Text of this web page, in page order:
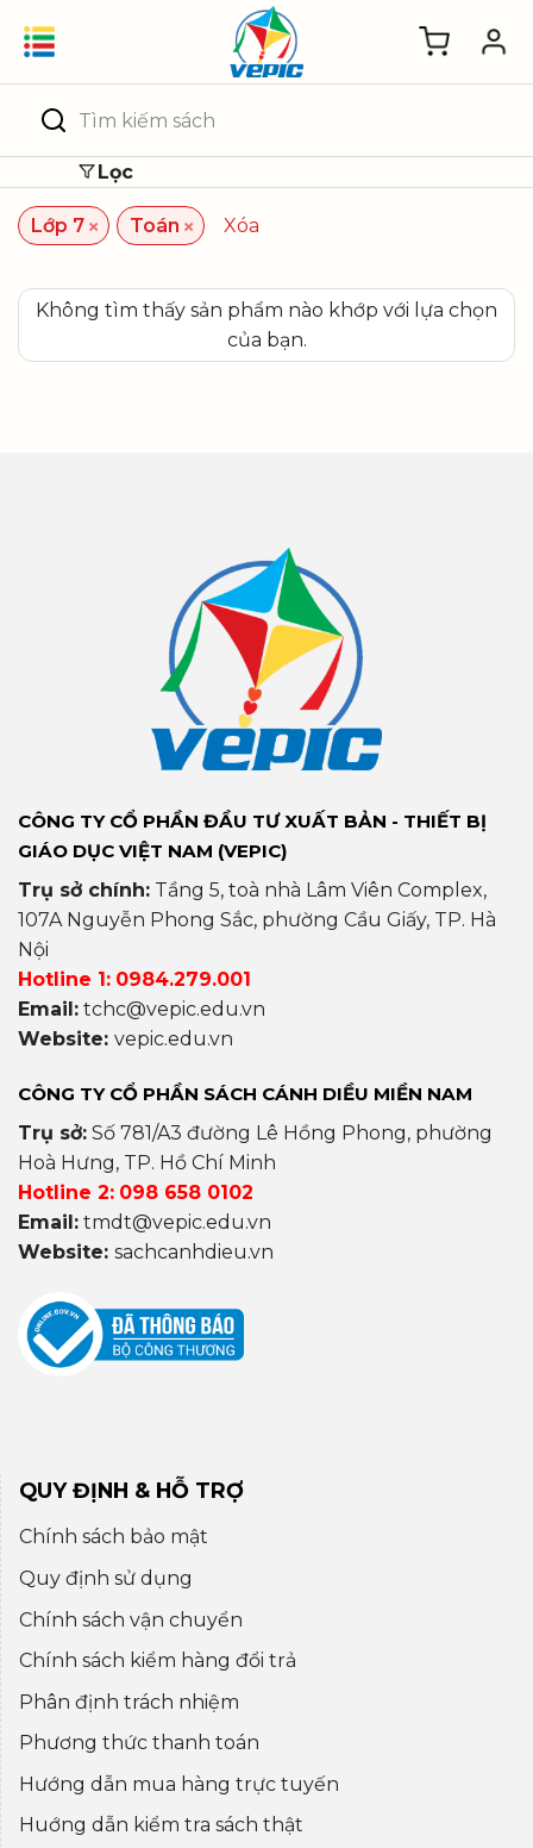
Tìm
kiếm:
Lọc
Lớp 7 × Toán × Xóa
Không tìm thấy sản phẩm nào khớp với lựa chọn
của bạn.
CÔNG TY CỔ PHẦN ĐẦU TƯ XUẤT BẢN - THIẾT BỊ
GIÁO DỤC VIỆT NAM (VEPIC)
Trụ sở chính: Tầng 5, toà nhà Lâm Viên Complex,
107A Nguyễn Phong Sắc, phường Cầu Giấy, TP. Hà
Nội
Hotline 1: 0984.279.001
Email: tchc@vepic.edu.vn
Website: vepic.edu.vn
CÔNG TY CỔ PHẦN SÁCH CÁNH DIỀU MIỀN NAM
Trụ sở: Số 781/A3 đường Lê Hồng Phong, phường
Hoà Hưng, TP. Hồ Chí Minh
Hotline 2: 098 658 0102
Email: tmdt@vepic.edu.vn
Website: sachcanhdieu.vn
QUY ĐỊNH & HỖ TRỢ
Chính sách bảo mật
Quy định sử dụng
Chính sách vận chuyển
Chính sách kiểm hàng đổi trả
Phân định trách nhiệm
Phương thức thanh toán
Hướng dẫn mua hàng trực tuyến
Huớng dẫn kiểm tra sách thật